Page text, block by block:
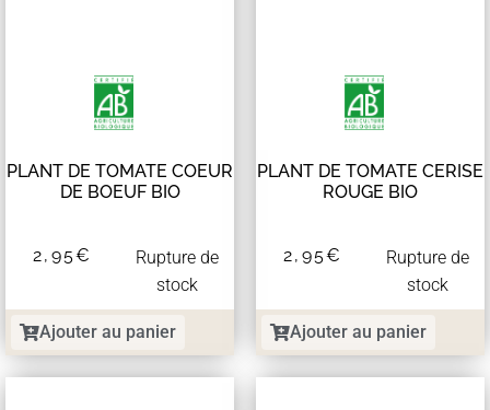
PLANT DE TOMATE COEUR
DE BOEUF BIO
2,95€
Rupture de
stock
Ajouter au panier
PLANT DE TOMATE CERISE
ROUGE BIO
2,95€
Rupture de
stock
Ajouter au panier